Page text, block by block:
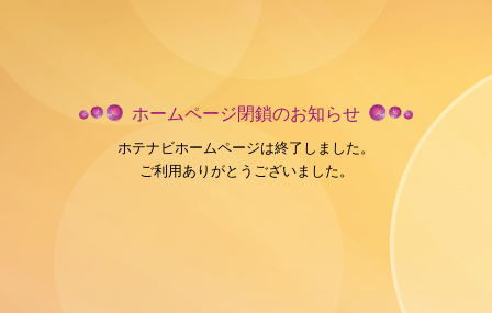
ホームページ閉鎖のお知らせ
ホテナビホームページは終了しました。
ご利用ありがとうございました。